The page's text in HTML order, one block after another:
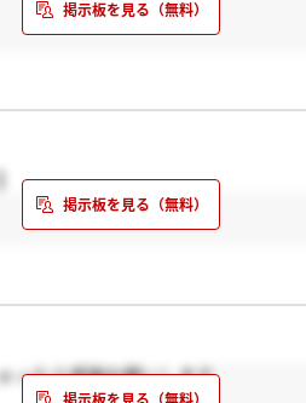
ったら感謝お願いします